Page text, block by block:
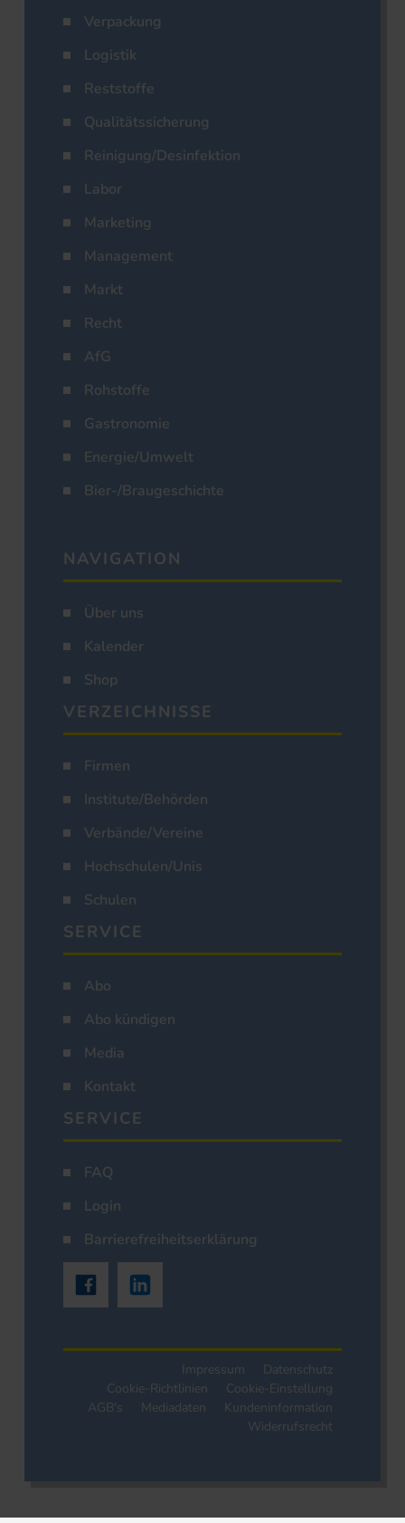
Verpackung
Logistik
Reststoffe
Qualitätssicherung
Reinigung/Desinfektion
Labor
Marketing
Management
Markt
Recht
AfG
Rohstoffe
Gastronomie
Energie/Umwelt
Bier-/Braugeschichte
NAVIGATION
Über uns
Kalender
Shop
VERZEICHNISSE
Firmen
Institute/Behörden
Verbände/Vereine
Hochschulen/Unis
Schulen
SERVICE
Abo
Abo kündigen
Media
Kontakt
SERVICE
FAQ
Login
Barrierefreiheitserklärung
Impressum
Datenschutz
Cookie-Richtlinien
Cookie-Einstellung
AGB's
Mediadaten
Kundeninformation
Widerrufsrecht